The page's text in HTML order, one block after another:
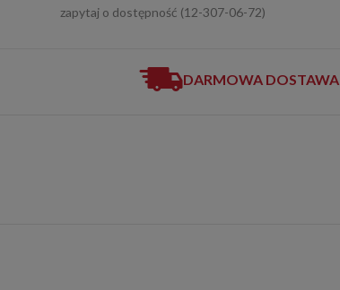
zapytaj o dostępność (12-307-06-72)
DARMOWA DOSTAWA